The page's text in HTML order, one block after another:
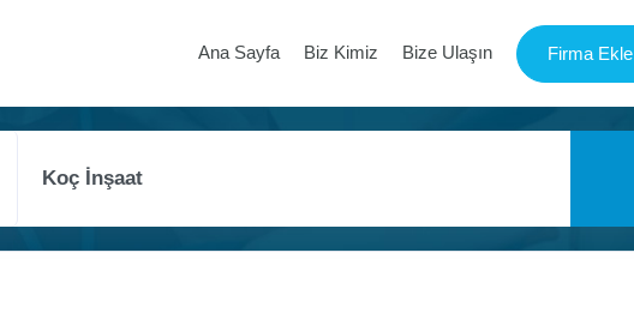
Ana Sayfa Biz Kimiz Bize Ulaşın Firma Ekle